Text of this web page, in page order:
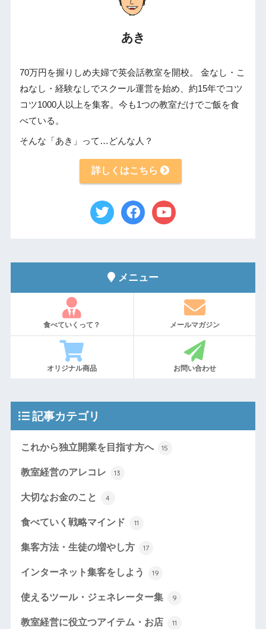
あき
70万円を握りしめ夫婦で英会話教室を開校。 金なし・こ
ねなし・経験なしでスクール運営を始め、約15年でコツ
コツ1000人以上を集客。今も1つの教室だけでご飯を食
べている。
そんな「あき」って…どんな人？
詳しくはこちら
メニュー
食べていくって？ メールマガジン
オリジナル商品 お問い合わせ
記事カテゴリ
これから独立開業を目指す方へ 15
教室経営のアレコレ 13
大切なお金のこと 4
食べていく戦略マインド 11
集客方法・生徒の増やし方 17
インターネット集客をしよう 19
使えるツール・ジェネレーター集 9
教室経営に役立つアイテム・お店 11